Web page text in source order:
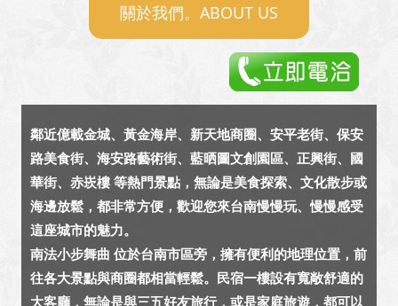
關於我們。ABOUT US
鄰近億載金城、黃金海岸、新天地商圈、安平老街、保安
路美食街、海安路藝術街、藍晒圖文創園區、正興街、國
華街、赤崁樓 等熱門景點，無論是美食探索、文化散步或
海邊放鬆，都非常方便，歡迎您來台南慢慢玩、慢慢感受
這座城市的魅力。
南法小步舞曲 位於台南市區旁，擁有便利的地理位置，前
往各大景點與商圈都相當輕鬆。民宿一樓設有寬敞舒適的
大客廳，無論是與三五好友旅行，或是家庭旅遊，都可以